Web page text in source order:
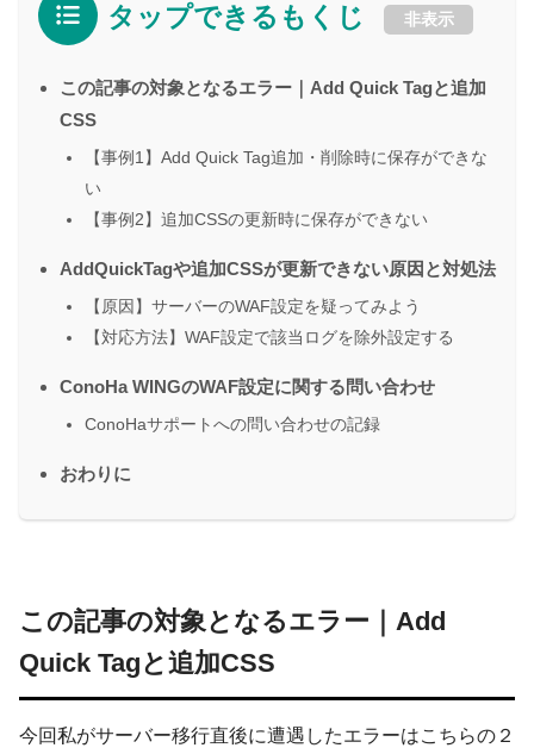
タップできるもくじ 非表示
この記事の対象となるエラー｜Add Quick Tagと追加
CSS
【事例1】Add Quick Tag追加・削除時に保存ができな
い
【事例2】追加CSSの更新時に保存ができない
AddQuickTagや追加CSSが更新できない原因と対処法
【原因】サーバーのWAF設定を疑ってみよう
【対応方法】WAF設定で該当ログを除外設定する
ConoHa WINGのWAF設定に関する問い合わせ
ConoHaサポートへの問い合わせの記録
おわりに
この記事の対象となるエラー｜Add
Quick Tagと追加CSS
今回私がサーバー移行直後に遭遇したエラーはこちらの２